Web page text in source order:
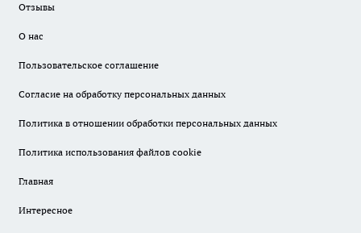
Отзывы
О нас
Пользовательское соглашение
Согласие на обработку персональных данных
Политика в отношении обработки персональных данных
Политика использования файлов cookie
Главная
Интересное